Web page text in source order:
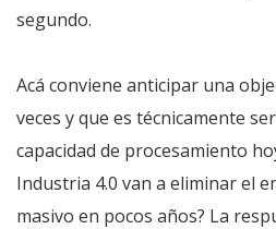
segundo.
Acá conviene anticipar una
veces y que es técnicamente
capacidad de procesamiento
Industria 4.0 van a eliminar el
masivo en pocos años? La